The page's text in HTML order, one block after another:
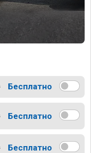
Бесплатно
Бесплатно
Бесплатно